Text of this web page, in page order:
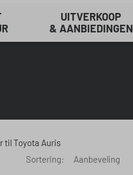
UITVERKOOP
& AANBIEDINGEN
til Toyota Auris
Sortering: